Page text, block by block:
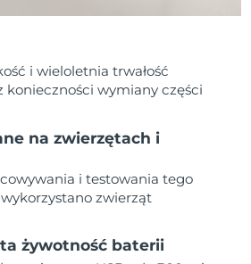
i wieloletnia trwałość
konieczności wymiany części
na zwierzętach i
i testowania tego
zwierząt
żywotność baterii